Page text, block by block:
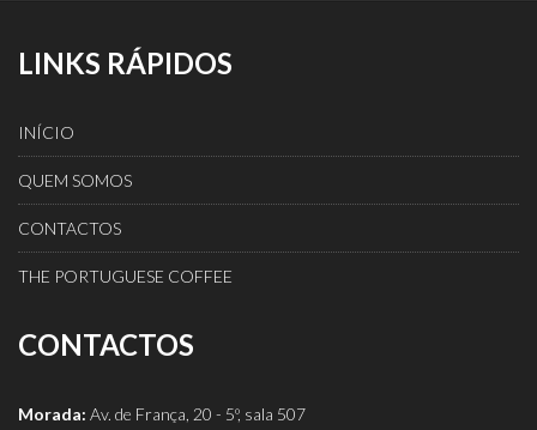
LINKS RÁPIDOS
INÍCIO
QUEM SOMOS
CONTACTOS
THE PORTUGUESE COFFEE
CONTACTOS
Morada: Av. de França, 20 - 5º, sala 507